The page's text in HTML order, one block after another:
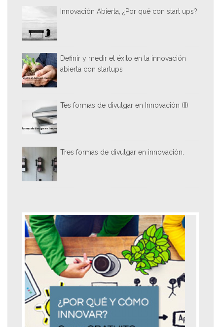
Innovación Abierta, ¿Por qué con start ups?
Definir y medir el éxito en la innovación
abierta con startups
Tes formas de divulgar en Innovación (II)
Tres formas de divulgar en innovación.